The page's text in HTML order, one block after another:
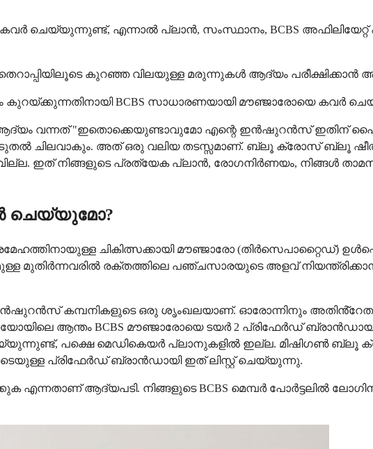
ചെയ്യുന്നുണ്ട്, എന്നാൽ പ്ലാൻ, സംസ്ഥാനം, BCBS
കുറഞ്ഞ വിലയുള്ള മരുന്നുകൾ ആദ്യം പരീക്ഷിക്കാൻ
കുറയ്ക്കുന്നതിനായി BCBS സാധാരണയായി മൗഞ്ജാരോയെ കവർ
ആദ്യം വന്നത് "ഇതൊക്കെയുണ്ടാവുമോ എന്റെ ഇൻഷുറൻസ് ഇതിന്
ൽ കൂടുതൽ ചിലവാകും. അത് ഒരു വലിയ തടസ്സമാണ്. ബ്ലൂ ക്രോസ്
ഇത് നിങ്ങളുടെ പ്രത്യേക പ്ലാൻ, രോഗനിർണയം, നിങ്ങൾ
ചെയ്യുമോ?
ചികിത്സക്കായി മൗഞ്ജാരോ (തിർസെപാറ്റൈഡ്)
മുതിർന്നവരിൽ രക്തത്തിലെ പഞ്ചസാരയുടെ അളവ്
ഇൻഷുറൻസ് കമ്പനികളുടെ ഒരു ശൃംഖലയാണ്. ഓരോന്നിനും
ആന്തം BCBS മൗഞ്ജാരോയെ ടയർ 2 പ്രിഫേർഡ്
പക്ഷെ മെഡികെയർ പ്ലാനുകളിൽ ഇല്ല. മിഷിഗൺ
പ്രിഫേർഡ് ബ്രാൻഡായി ഇത് ലിസ്റ്റ് ചെയ്യുന്നു.
എന്നതാണ് ആദ്യപടി. നിങ്ങളുടെ BCBS മെമ്പർ പോർട്ടലിൽ